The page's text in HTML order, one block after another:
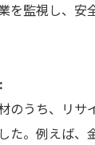
を監視し、安
のうち、リサ
た。例えば、